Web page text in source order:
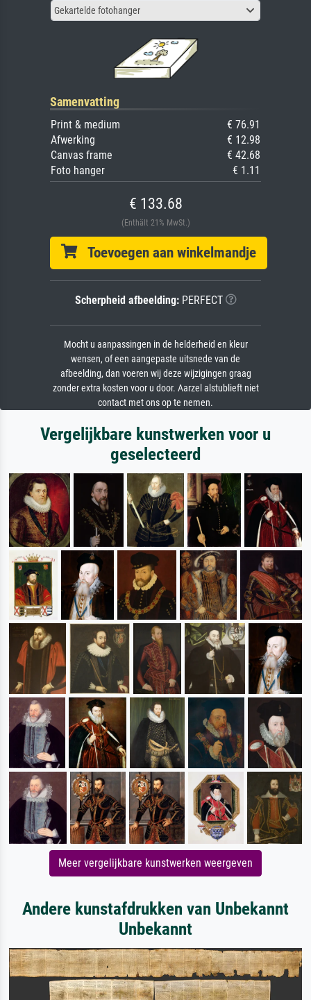
Gekartelde fotohanger
Samenvatting
Print & medium
€ 76.91
Afwerking
€ 12.98
Canvas frame
€ 42.68
Foto hanger
€ 1.11
€ 133.68
(Enthält 21% MwSt.)
Toevoegen aan winkelmandje
Scherpheid afbeelding:PERFECT
Mocht u aanpassingen in de helderheid en kleur
wensen, of een aangepaste uitsnede van de
afbeelding, dan voeren wij deze wijzigingen graag
zonder extra kosten voor u door. Aarzel alstublieft niet
contact met ons op te nemen.
Vergelijkbare kunstwerken voor u
geselecteerd
Meer vergelijkbare kunstwerken weergeven
Andere kunstafdrukken van Unbekannt
Unbekannt